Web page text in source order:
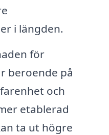
i längden.
för
beroende på
och
etablerad
ta ut högre